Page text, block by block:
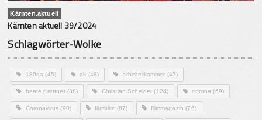
Kärnten.aktuell
Kärnten aktuell 39/2024
Schlagwörter-Wolke
180ga (45) ak (48) arbeiterkammer (47)
beate prettner(38) Christian Scheider (124) corona (69)
Coronavirus (90) filmblitz (87) filmmagazin (76)